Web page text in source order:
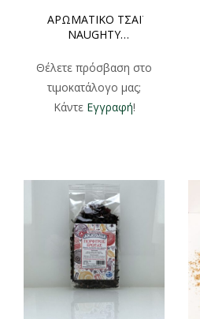
ΑΡΩΜΑΤΙΚΟ ΤΣΑΪ
NAUGHTY
ΦΑΚΕΛΑΚΙ 100gr
Θέλετε πρόσβαση στο
τιμοκατάλογο μας;
Κάντε Εγγραφή!